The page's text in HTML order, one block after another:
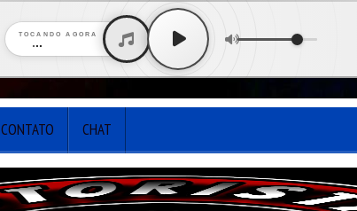
TOCANDO AGORA
...
CONTATO CHAT